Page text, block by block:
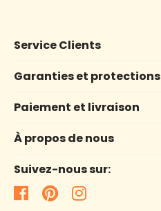
Service Clients
Garanties et protections
Paiement et livraison
À propos de nous
Suivez-nous sur: